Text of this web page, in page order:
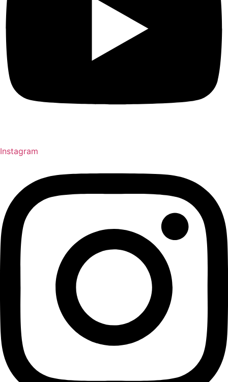
Instagram